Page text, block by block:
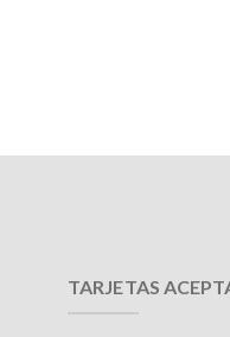
TARJETAS